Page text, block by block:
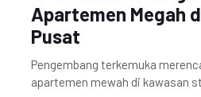
Apartemen Megah
Pusat
Pengembang terkemuka
apartemen mewah di kawasan